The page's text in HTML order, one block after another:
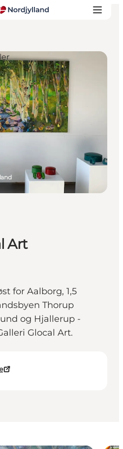
Art
for Aalborg, 1,5
Thorup
og Hjallerup -
Glocal Art.